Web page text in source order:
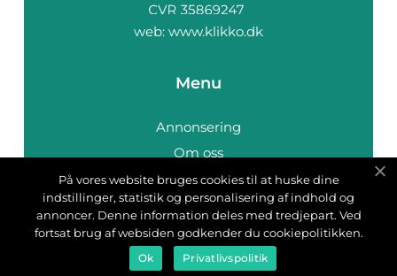
web: www.klikko.dk
Menu
Annonsering
Om oss
Cookies
Kontakta oss
Sitemap
På vores website bruges cookies til at huske dine
indstillinger, statistik og personalisering af indhold og
annoncer. Denne information deles med tredjepart. Ved
fortsat brug af websiden godkender du cookiepolitikken.
Ok Privatlivspolitik